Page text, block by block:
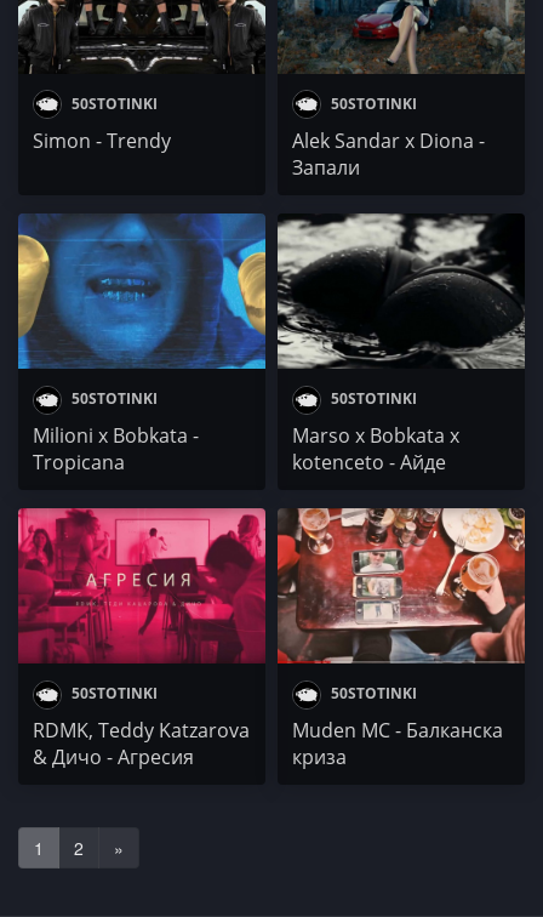
50STOTINKI
Simon - Trendy
50STOTINKI
Alek Sandar x Diona -
Запали
50STOTINKI
Milioni x Bobkata -
Tropicana
50STOTINKI
Marso x Bobkata x
kotenceto - Айде
50STOTINKI
RDMK, Teddy Katzarova
& Дичо - Агресия
50STOTINKI
Muden MC - Балканска
криза
1 2 »